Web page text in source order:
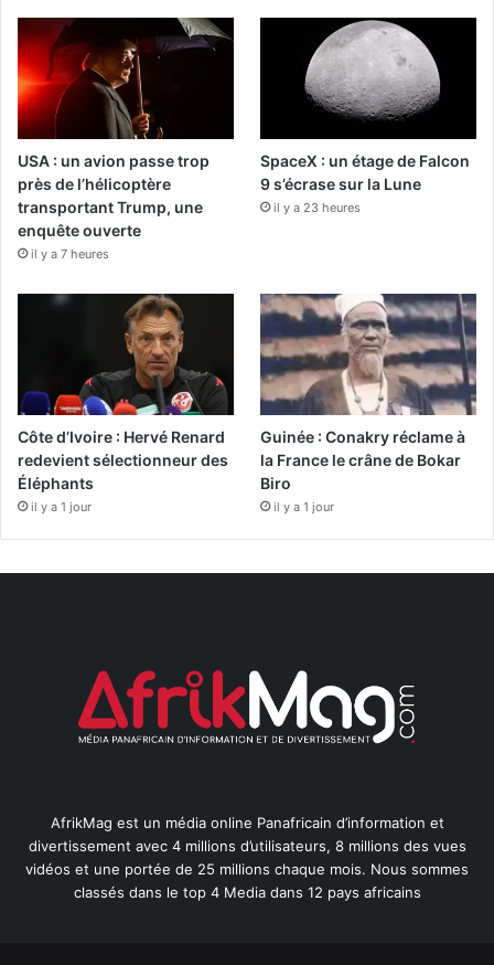
USA : un avion passe trop
près de l’hélicoptère
transportant Trump, une
enquête ouverte
il y a 7 heures
SpaceX : un étage de Falcon
9 s’écrase sur la Lune
il y a 23 heures
Côte d’Ivoire : Hervé Renard
redevient sélectionneur des
Éléphants
il y a 1 jour
Guinée : Conakry réclame à
la France le crâne de Bokar
Biro
il y a 1 jour
AfrikMag est un média online Panafricain d’information et
divertissement avec 4 millions d’utilisateurs, 8 millions des vues
vidéos et une portée de 25 millions chaque mois. Nous sommes
classés dans le top 4 Media dans 12 pays africains